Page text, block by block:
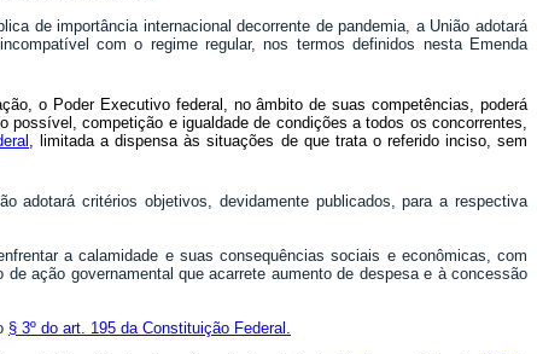
de importância internacional decorrente de pandemia, a União adotará
com o regime regular, nos termos definidos nesta Emenda
o Poder Executivo federal, no âmbito de suas competências, poderá
competição e igualdade de condições a todos os concorrentes,
, limitada a dispensa às situações de que trata o referido inciso, sem
adotará critérios objetivos, devidamente publicados, para a respectiva
a calamidade e suas consequências sociais e econômicas, com
ação governamental que acarrete aumento de despesa e à concessão
§ 3º do art. 195 da Constituição Federal .